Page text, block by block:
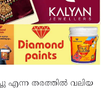
എന്ന തരത്തിൽ വലിയ